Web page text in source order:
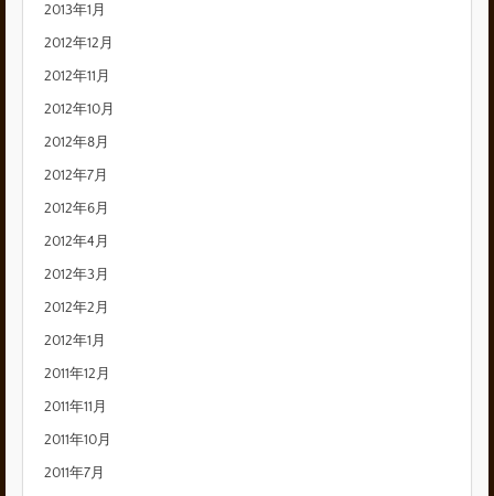
2013年1月
2012年12月
2012年11月
2012年10月
2012年8月
2012年7月
2012年6月
2012年4月
2012年3月
2012年2月
2012年1月
2011年12月
2011年11月
2011年10月
2011年7月